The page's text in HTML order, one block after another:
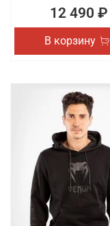
12 490 ₽
В корзину